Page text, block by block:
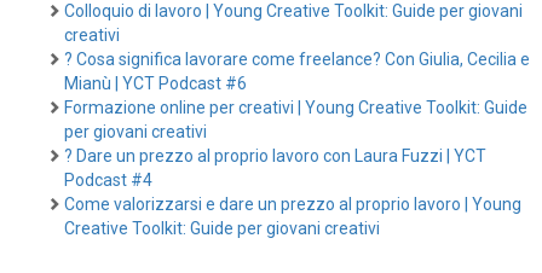
Colloquio di lavoro | Young Creative Toolkit: Guide per giovani
creativi
? Cosa significa lavorare come freelance? Con Giulia, Cecilia e
Mianù | YCT Podcast #6
Formazione online per creativi | Young Creative Toolkit: Guide
per giovani creativi
? Dare un prezzo al proprio lavoro con Laura Fuzzi | YCT
Podcast #4
Come valorizzarsi e dare un prezzo al proprio lavoro | Young
Creative Toolkit: Guide per giovani creativi